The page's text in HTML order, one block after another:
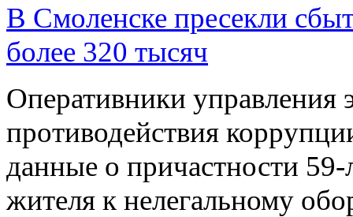
В Смоленске пресекли
более 320 тысяч
Оперативники управления
противодействия
данные о причастности 59-
жителя к нелегальному